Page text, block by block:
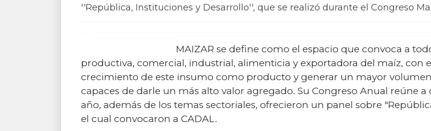
''República, Instituciones y Desarrollo'', que se realizó durante el Congreso
MAIZAR se define como el espacio que convoca a
productiva, comercial, industrial, alimenticia y exportadora del maíz, con
crecimiento de este insumo como producto y generar un mayor
capaces de darle un más alto valor agregado. Su Congreso Anual reúne a
año, además de los temas sectoriales, ofrecieron un panel sobre
el cual convocaron a CADAL.